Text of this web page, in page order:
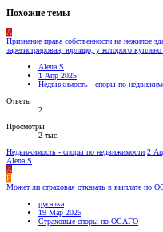
Похожие темы
A
Признание права собственности на нежилое
зарегистрирован, юрлицо, у которого
Alena S
1 Апр 2025
Недвижимость - споры по
Ответы
2
Просмотры
2 тыс.
Недвижимость - споры по недвижимости 2
Alena S
A
Р
Может ли страховая отказать в выплате по
русалка
19 Мар 2025
Страховые споры по ОСАГО